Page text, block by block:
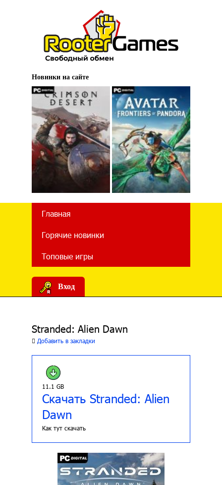
Новинки на сайте
Главная
Горячие новинки
Топовые игры
Вход
Stranded: Alien Dawn
Добавить в закладки
11.1 GB
Скачать Stranded: Alien
Dawn
Как тут скачать